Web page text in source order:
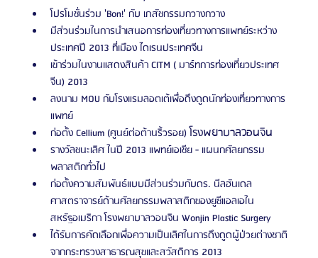
โปรโมชั่นร่วม 'Bon!' กับ เภสัชกรรมกวางกวาง
มีส่วนร่วมในการนำเสนอการท่องเที่ยวทางการแพทย์ระหว่าง
ประเทศปี 2013 ที่เมือง ไดเรนประเทศจีน
เข้าร่วมในงานแสดงสินค้า CITM ( มาร์ทการท่องเที่ยวประเทศ
จีน) 2013
ลงนาม MOU กับโรงแรมลอตเต้เพื่อดึงดูดนักท่องเที่ยวทางการ
แพทย์
ก่อตั้ง Cellium (ศูนย์ต่อต้านริ้วรอย) โรงพยาบาลวอนจิน
รางวัลชนะเลิศ ในปี 2013 แพทย์เอเชีย - แผนกศัลยกรรม
พลาสติกทั่วไป
ก่อตั้งความสัมพันธ์แบบมีส่วนร่วมกับดร. นีลฮันเดล
ศาสตราจารย์ด้านศัลยกรรมพลาสติกของยูซีแอลเอใน
สหรัฐอเมริกา โรงพยาบาลวอนจิน Wonjin Plastic Surgery
ได้รับการคัดเลือกเพื่อความเป็นเลิศในการดึงดูดผู้ป่วยต่างชาติ
จากกระทรวงสาธารณสุขและสวัสดิการ 2013